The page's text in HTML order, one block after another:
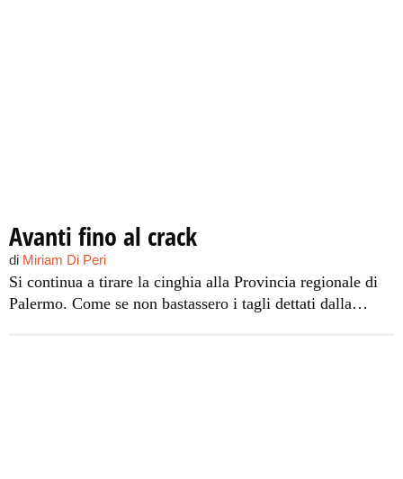
Avanti fino al crack
di Miriam Di Peri
Si continua a tirare la cinghia alla Provincia regionale di
Palermo. Come se non bastassero i tagli dettati dalla